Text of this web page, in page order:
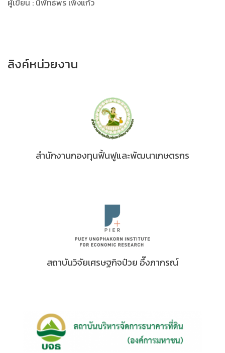
ลิงค์หน่วยงาน
สำนักงานกองทุนฟื้นฟูและพัฒนาเกษตรกร
สถาบันวิจัยเศรษฐกิจป๋วย อึ๊งภากรณ์